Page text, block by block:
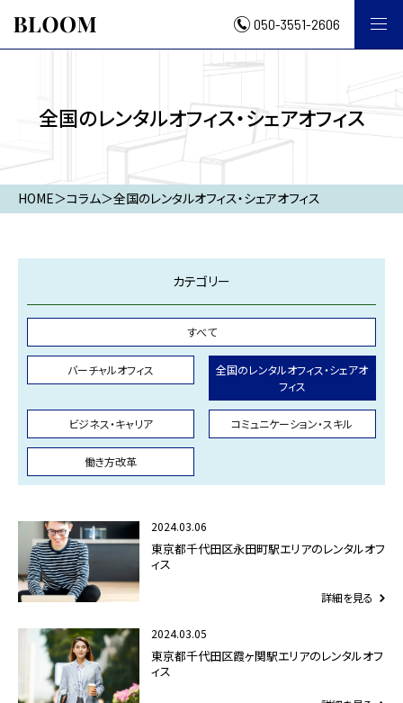
050-3551-2606
全国のレンタルオフィス・シェアオフィス
HOME＞コラム＞全国のレンタルオフィス・シェアオフィス
カテゴリー
すべて
バーチャルオフィス
全国のレンタルオフィス・シェアオ
フィス
ビジネス・キャリア コミュニケーション・スキル
働き方改革
2024.03.06
東京都千代田区永田町駅エリアのレンタルオフ
ィス
詳細を見る
2024.03.05
東京都千代田区霞ヶ関駅エリアのレンタルオフ
ィス